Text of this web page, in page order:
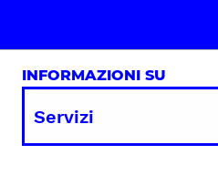
INFORMAZIONI SU